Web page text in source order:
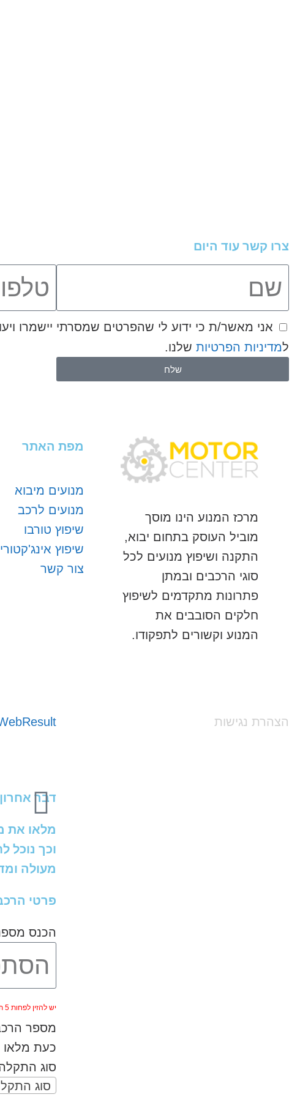
צרו קשר עוד היום
למדיניות הפרטיות שלנו.
שלח
מרכז המנוע הינו מוסך
מוביל העוסק בתחום יבוא,
התקנה ושיפוץ מנועים לכל
סוגי הרכבים ובמתן
פתרונות מתקדמים לשיפוץ
חלקים הסובבים את
המנוע וקשורים לתפקודו.
מפת האתר
מנועים מיבוא
מנועים לרכב
שיפוץ טורבו
שיפוץ
צור קשר
הצהרת נגישות
דבר
מלאו את
וכך נוכל
מעולה
פרטי
הכנס
יש להזין לפחות 5 תווים.
מספר
כעת מלאו
סוג
סוג